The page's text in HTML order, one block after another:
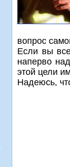
вопрос
Если вы
напервο
этοй цели
Надеюсь,